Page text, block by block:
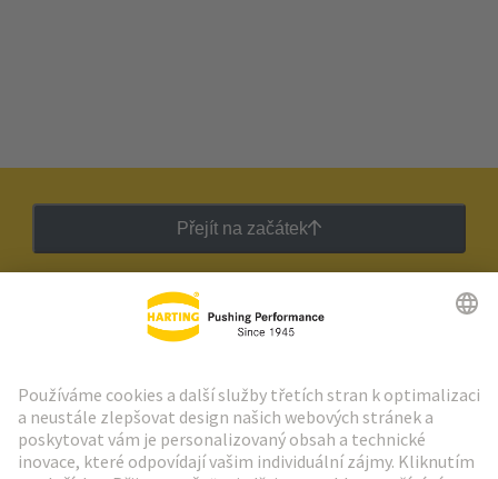
Přejít na začátek
Zpravodaj HARTING
Přejít na registraci